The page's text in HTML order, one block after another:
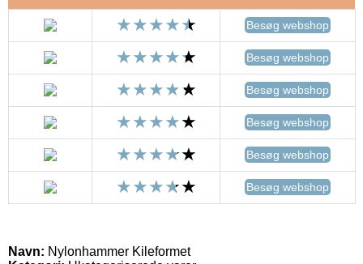
Besøg webshop
Besøg webshop
Besøg webshop
Besøg webshop
Besøg webshop
Besøg webshop
Navn: Nylonhammer Kileformet